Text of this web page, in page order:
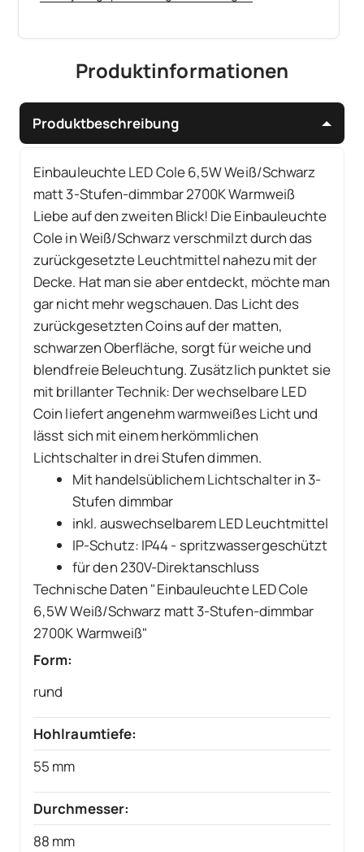
Produktinformationen
Produktbeschreibung
Einbauleuchte LED Cole 6,5W Weiß/Schwarz
matt 3-Stufen-dimmbar 2700K Warmweiß
Liebe auf den zweiten Blick! Die Einbauleuchte
Cole in Weiß/Schwarz verschmilzt durch das
zurückgesetzte Leuchtmittel nahezu mit der
Decke. Hat man sie aber entdeckt, möchte man
gar nicht mehr wegschauen. Das Licht des
zurückgesetzten Coins auf der matten,
schwarzen Oberfläche, sorgt für weiche und
blendfreie Beleuchtung. Zusätzlich punktet sie
mit brillanter Technik: Der wechselbare LED
Coin liefert angenehm warmweißes Licht und
lässt sich mit einem herkömmlichen
Lichtschalter in drei Stufen dimmen.
Mit handelsüblichem Lichtschalter in 3-
Stufen dimmbar
inkl. auswechselbarem LED Leuchtmittel
IP-Schutz: IP44 - spritzwassergeschützt
für den 230V-Direktanschluss
Technische Daten "Einbauleuchte LED Cole
6,5W Weiß/Schwarz matt 3-Stufen-dimmbar
2700K Warmweiß"
Form:
rund
Hohlraumtiefe:
55 mm
Durchmesser:
88 mm